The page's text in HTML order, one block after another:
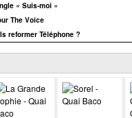
« Suis-moi »
The Voice
reformer Téléphone ?